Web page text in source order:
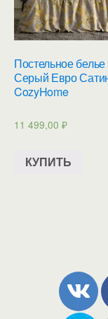
Постельное
Серый Евро
CozyHome
11 499,00 ₽
КУПИТЬ